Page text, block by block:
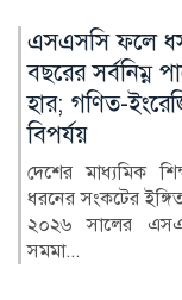
মদনে সহকারী
লাঞ্ছিত থানায়
নেত্রকোনার মদন
গোবিন্দশ্রী বড্ডা
প্রাথমিক
শি...